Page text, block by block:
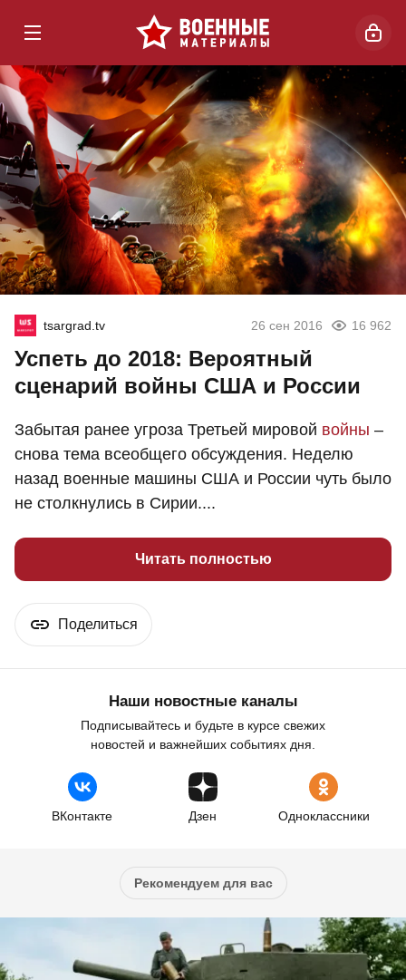
tsargrad.tv 26 сен 2016 16 962
Успеть до 2018: Вероятный
сценарий войны США и России
Забытая ранее угроза Третьей мировой войны –
снова тема всеобщего обсуждения. Неделю
назад военные машины США и России чуть было
не столкнулись в Сирии....
Читать полностью
Поделиться
Наши новостные каналы
Подписывайтесь и будьте в курсе свежих
новостей и важнейших событиях дня.
ВКонтакте Дзен Одноклассники
Рекомендуем для вас